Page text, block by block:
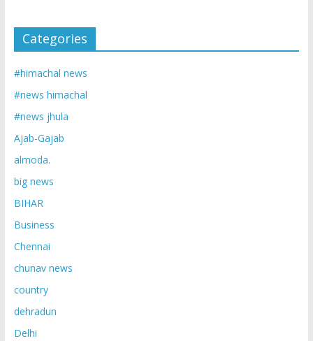
Categories
#himachal news
#news himachal
#news jhula
Ajab-Gajab
almoda.
big news
BIHAR
Business
Chennai
chunav news
country
dehradun
Delhi